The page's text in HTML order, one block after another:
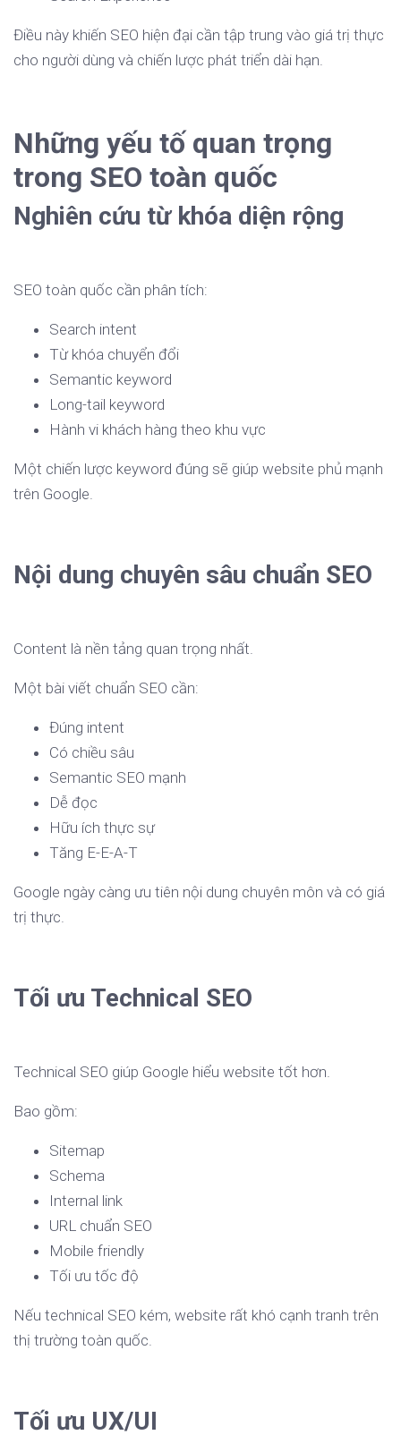
Điều này khiến SEO hiện đại cần tập trung vào giá trị thực
cho người dùng và chiến lược phát triển dài hạn.
Những yếu tố quan trọng
trong SEO toàn quốc
Nghiên cứu từ khóa diện rộng
SEO toàn quốc cần phân tích:
Search intent
Từ khóa chuyển đổi
Semantic keyword
Long-tail keyword
Hành vi khách hàng theo khu vực
Một chiến lược keyword đúng sẽ giúp website phủ mạnh
trên Google.
Nội dung chuyên sâu chuẩn SEO
Content là nền tảng quan trọng nhất.
Một bài viết chuẩn SEO cần:
Đúng intent
Có chiều sâu
Semantic SEO mạnh
Dễ đọc
Hữu ích thực sự
Tăng E-E-A-T
Google ngày càng ưu tiên nội dung chuyên môn và có giá
trị thực.
Tối ưu Technical SEO
Technical SEO giúp Google hiểu website tốt hơn.
Bao gồm:
Sitemap
Schema
Internal link
URL chuẩn SEO
Mobile friendly
Tối ưu tốc độ
Nếu technical SEO kém, website rất khó cạnh tranh trên
thị trường toàn quốc.
Tối ưu UX/UI